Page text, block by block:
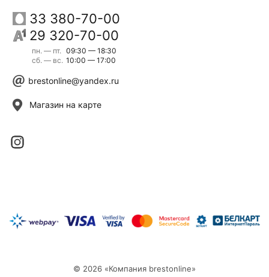
33 380-70-00
29 320-70-00
пн. — пт.
сб. — вс.
09:30 — 18:30
10:00 — 17:00
brestonline@yandex.ru
Магазин на карте
© 2026 «Компания brestonline»